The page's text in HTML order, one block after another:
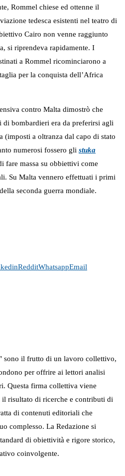
Rommel chiese ed ottenne il
tedesca esistenti nel teatro di
Cairo non venne raggiunto
si riprendeva rapidamente. I
a Rommel ricominciarono a
per la conquista dell’Africa
contro Malta dimostrò che
bombardieri era da preferirsi agli
a oltranza dal capo di stato
numerosi fossero gli stuka
fare massa su obbiettivi come
Su Malta vennero effettuati i primi
seconda guerra mondiale.
RedditWhatsappEmail
sono il frutto di un lavoro collettivo,
per offrire ai lettori analisi
Questa firma collettiva viene
risultato di ricerche e contributi di
di contenuti editoriali che
complesso. La Redazione si
di obiettività e rigore storico,
coinvolgente.